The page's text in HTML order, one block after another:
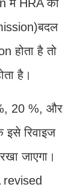
में HRA की
होता है तो
है।
20 %, और
इसे रिवाइज
जाएगा।
revised